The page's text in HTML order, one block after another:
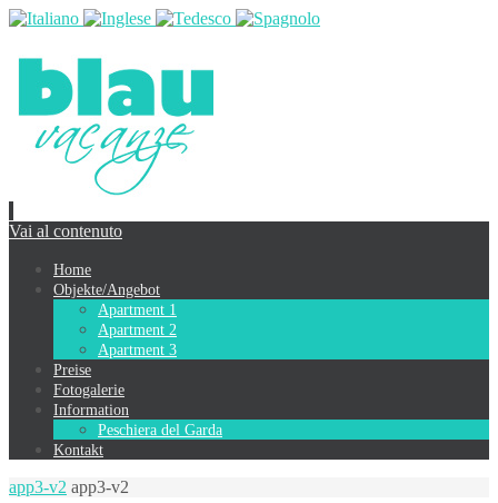
Vai al contenuto
Home
Objekte/Angebot
Apartment 1
Apartment 2
Apartment 3
Preise
Fotogalerie
Information
Peschiera del Garda
Kontakt
app3-v2 app3-v2